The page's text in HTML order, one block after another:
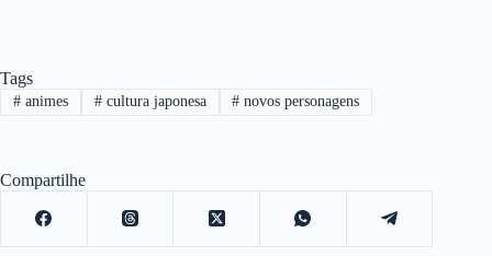
Tags
#animes #cultura japonesa # novos personagens
Compartilhe